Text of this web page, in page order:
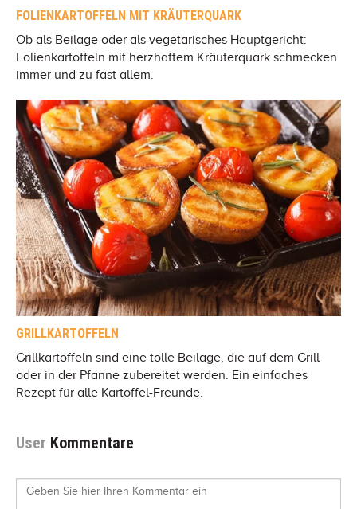
FOLIENKARTOFFELN MIT KRÄUTERQUARK
Ob als Beilage oder als vegetarisches Hauptgericht:
Folienkartoffeln mit herzhaftem Kräuterquark schmecken
immer und zu fast allem.
GRILLKARTOFFELN
Grillkartoffeln sind eine tolle Beilage, die auf dem Grill
oder in der Pfanne zubereitet werden. Ein einfaches
Rezept für alle Kartoffel-Freunde.
User Kommentare